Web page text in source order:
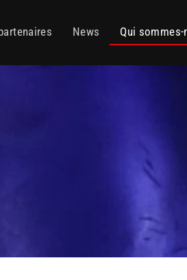
News Qui sommes-